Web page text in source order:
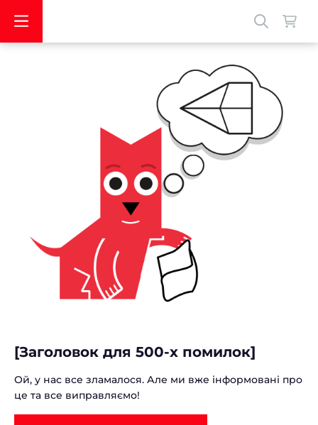
[Заголовок для 500-х помилок]
Ой, у нас все зламалося. Але ми вже інформовані про
це та все виправляємо!